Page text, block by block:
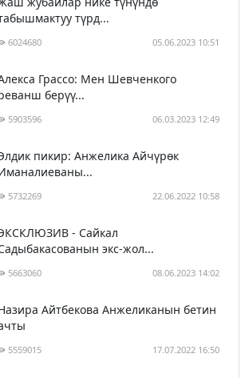
түрд...
6024680 05.06.2023 10:51
Грассо: Мен Шевченкого
берүү...
5903596 06.03.2023 12:49
пикир: Анжелика Айчүрөк
5732269 22.06.2022 10:58
- Сайкал
экс-жол...
5663060 08.06.2023 14:02
Айтбекова Анжеликанын бетин
5559015 17.07.2022 16:50